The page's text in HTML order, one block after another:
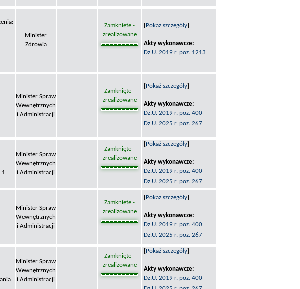
Minister
Zdrowia
Zamknięte -
zrealizowane
Pokaż szczegóły
Akty wykonawcze:
Dz.U. 2019 r. poz. 1213
Minister Spraw
Wewnętrznych
i Administracji
Zamknięte -
zrealizowane
Pokaż szczegóły
Akty wykonawcze:
Dz.U. 2019 r. poz. 400
Dz.U. 2025 r. poz. 267
1
Minister Spraw
Wewnętrznych
i Administracji
Zamknięte -
zrealizowane
Pokaż szczegóły
Akty wykonawcze:
Dz.U. 2019 r. poz. 400
Dz.U. 2025 r. poz. 267
Minister Spraw
Wewnętrznych
i Administracji
Zamknięte -
zrealizowane
Pokaż szczegóły
Akty wykonawcze:
Dz.U. 2019 r. poz. 400
Dz.U. 2025 r. poz. 267
Minister Spraw
Wewnętrznych
i Administracji
Zamknięte -
zrealizowane
Pokaż szczegóły
Akty wykonawcze:
Dz.U. 2019 r. poz. 400